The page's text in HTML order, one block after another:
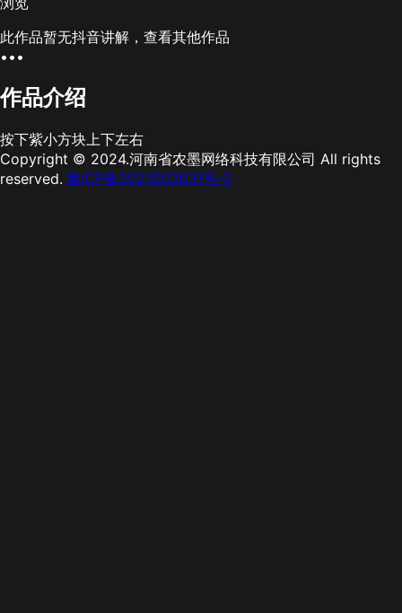
此作品暂无抖音讲解，查看其他作品
•••
作品介绍
按下紫小方块上下左右
Copyright © 2024.河南省农墨网络科技有限公司 All rights
reserved. 豫ICP备2021003631号-2